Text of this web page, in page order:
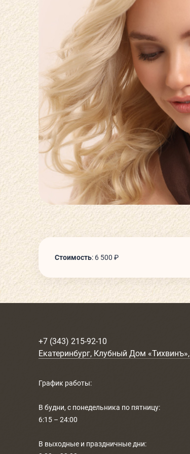
О КЛУБЕ
ГОСТЕВОЙ ВИЗИТ
КОНТАКТЫ
НОВОСТИ
ВЕЛНЕС-ПОДАРКИ
Стоимость: 6 500 ₽
+7 (343) 215-92-10
Екатеринбург, Клубный Дом «Тихвинъ»,
График работы:
В будни, с понедельника по пятницу:
6:15 – 24:00
В выходные и праздничные дни: